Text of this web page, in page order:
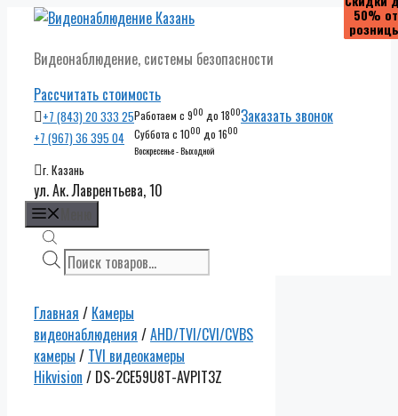
Перейти
содержимому
Видеонаблюдение, системы безопасности
Рассчитать стоимость
+7 (843) 20 333 25
+7 (967) 36 395 04
Работаем с 900 до 1800
Суббота с 1000 до 1600
Воскресенье - Выходной
Заказать звонок
г. Казань
ул. Ак. Лаврентьева, 10
Поиск
товаров
Главная / Камеры
видеонаблюдения /AHD/TVI/CVI/CVBS
камеры / TVI видеокамеры
Hikvision / DS-2CE59U8T-AVPIT3Z
50% от
50% от
50% от
50% от